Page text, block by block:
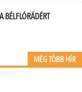
BÉLFLÓRÁDÉRT
MÉG TÖBB HÍR